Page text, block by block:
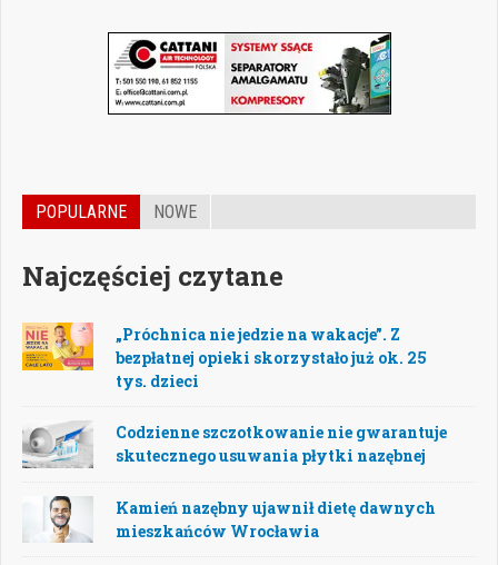
POPULARNE NOWE
Najczęściej czytane
„Próchnica nie jedzie na wakacje”. Z
bezpłatnej opieki skorzystało już ok. 25
tys. dzieci
Codzienne szczotkowanie nie gwarantuje
skutecznego usuwania płytki nazębnej
Kamień nazębny ujawnił dietę dawnych
mieszkańców Wrocławia